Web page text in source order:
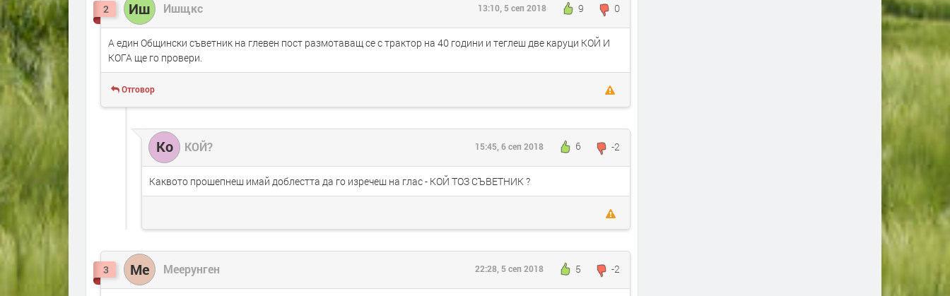
2 Иш Ишщкс 9 0
13:10, 5 сеп 2018
А един Общински съветник на глевен пост размотаващ се с трактор на 40 години и теглеш две каруци КОЙ И
КОГА ще го провери.
Отговор
Ко КОЙ? 6 -2
15:45, 6 сеп 2018
Каквото прошепнеш имай доблестта да го изречеш на глас - КОЙ ТОЗ СЪВЕТНИК ?
3 Ме Меерунген 5 -2
22:28, 5 сеп 2018